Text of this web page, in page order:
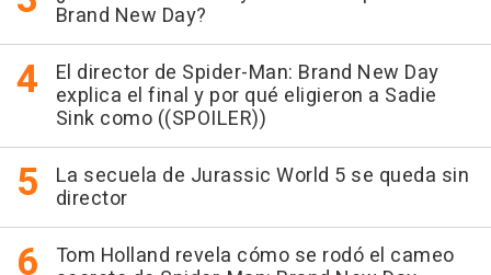
Brand New Day?
El director de Spider-Man: Brand New Day
explica el final y por qué eligieron a Sadie
Sink como ((SPOILER))
La secuela de Jurassic World 5 se queda sin
director
Tom Holland revela cómo se rodó el cameo